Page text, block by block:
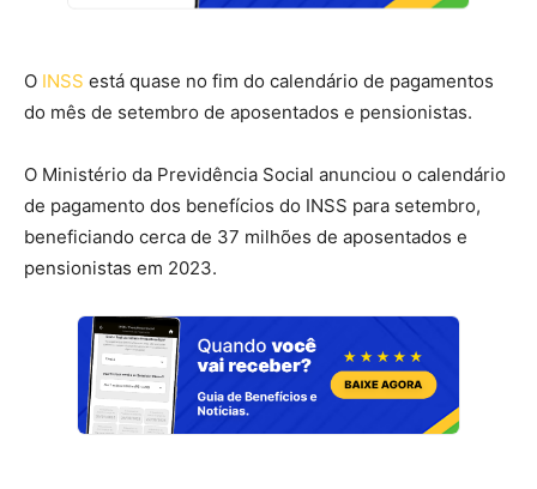
O INSS está quase no fim do calendário de pagamentos
do mês de setembro de aposentados e pensionistas.
O Ministério da Previdência Social anunciou o calendário
de pagamento dos benefícios do INSS para setembro,
beneficiando cerca de 37 milhões de aposentados e
pensionistas em 2023.